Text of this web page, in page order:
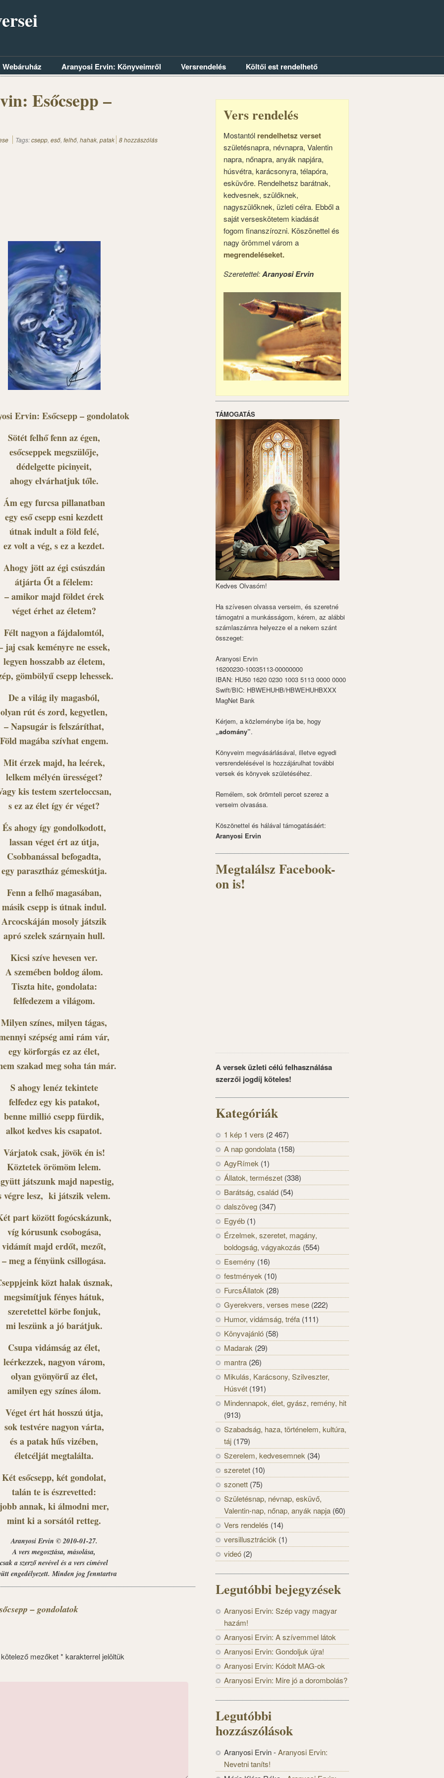
Webáruház Aranyosi Ervin: Könyveimről Versrendelés Költői est rendelhető
Esőcsepp –
Tags:csepp, eső, felhő, hahak, patak 8 hozzászólás
Ervin: Esőcsepp – gondolatok
Sötét felhő fenn az égen,
esőcseppek megszülője,
dédelgette picinyeit,
ahogy elvárhatjuk tőle.
Ám egy furcsa pillanatban
egy eső csepp esni kezdett
útnak indult a föld felé,
ez volt a vég, s ez a kezdet.
Ahogy jött az égi csúszdán
átjárta Őt a félelem:
– amikor majd földet érek
véget érhet az életem?
Félt nagyon a fájdalomtól,
jaj csak keményre ne essek,
legyen hosszabb az életem,
gömbölyű csepp lehessek.
De a világ ily magasból,
olyan rút és zord, kegyetlen,
– Napsugár is felszáríthat,
Föld magába szívhat engem.
Mit érzek majd, ha leérek,
lelkem mélyén ürességet?
kis testem szerteloccsan,
s ez az élet így ér véget?
És ahogy így gondolkodott,
lassan véget ért az útja,
Csobbanással befogadta,
egy parasztház gémeskútja.
Fenn a felhő magasában,
másik csepp is útnak indul.
Arcocskáján mosoly játszik
apró szelek szárnyain hull.
Kicsi szíve hevesen ver.
A szemében boldog álom.
Tiszta hite, gondolata:
felfedezem a világom.
Milyen színes, milyen tágas,
szépség ami rám vár,
egy körforgás ez az élet,
szakad meg soha tán már.
S ahogy lenéz tekintete
felfedez egy kis patakot,
benne millió csepp fürdik,
alkot kedves kis csapatot.
Várjatok csak, jövök én is!
Köztetek örömöm lelem.
játszunk majd napestig,
végre lesz, ki játszik velem.
part között fogócskázunk,
víg kórusunk csobogása,
vidámít majd erdőt, mezőt,
– meg a fényünk csillogása.
közt halak úsznak,
megsimítjuk fényes hátuk,
szeretettel körbe fonjuk,
mi leszünk a jó barátjuk.
Csupa vidámság az élet,
leérkezzek, nagyon várom,
olyan gyönyörű az élet,
amilyen egy színes álom.
Véget ért hát hosszú útja,
sok testvére nagyon várta,
és a patak hűs vizében,
életcélját megtalálta.
Két esőcsepp, két gondolat,
talán te is észrevetted:
annak, ki álmodni mer,
mint ki a sorsától retteg.
Aranyosi Ervin © 2010-01-27.
A vers megosztása, másolása,
csak a szerző nevével és a vers címével
engedélyezett. Minden jog fenntartva
– gondolatok
mezőket* karakterrel jelöltük
Vers rendelés
Mostantól rendelhetsz verset
születésnapra, névnapra, Valentin
napra, nőnapra, anyák napjára,
húsvétra, karácsonyra, télapóra,
esküvőre. Rendelhetsz barátnak,
kedvesnek, szülőknek,
nagyszülőknek, üzleti célra. Ebből a
saját verseskötetem kiadását
fogom finanszírozni. Köszönettel és
nagy örömmel várom a
megrendeléseket.
Szeretettel:Aranyosi Ervin
TÁMOGATÁS
Kedves Olvasóm!
Ha szívesen olvassa verseim, és szeretné
támogatni a munkásságom, kérem, az alábbi
számlaszámra helyezze el a nekem szánt
összeget:
Aranyosi Ervin
16200230-10035113-00000000
IBAN: HU50 1620 0230 1003 5113 0000 0000
Swift/BIC: HBWEHUHB/HBWEHUHBXXX
MagNet Bank
Kérjem, a közleménybe írja be, hogy
„adomány”.
Könyveim megvásárlásával, illetve egyedi
versrendelésével is hozzájárulhat további
versek és könyvek születéséhez.
Remélem, sok örömteli percet szerez a
verseim olvasása.
Köszönettel és hálával támogatásáért:
Aranyosi Ervin
Megtalálsz Facebook-
on is!
A versek üzleti célú felhasználása
szerzői jogdíj köteles!
Kategóriák
1 kép 1 vers (2 467)
A nap gondolata (158)
AgyRímek (1)
Állatok, természet (338)
Barátság, család (54)
dalszöveg (347)
Egyéb (1)
Érzelmek, szeretet, magány,
boldogság, vágyakozás (554)
Esemény (16)
festmények (10)
FurcsÁllatok (28)
Gyerekvers, verses mese (222)
Humor, vidámság, tréfa (111)
Könyvajánló (58)
Madarak (29)
mantra (26)
Mikulás, Karácsony, Szilveszter,
Húsvét (191)
Mindennapok, élet, gyász, remény, hit
(913)
Szabadság, haza, történelem, kultúra,
táj (179)
Szerelem, kedvesemnek (34)
szeretet (10)
szonett (75)
Születésnap, névnap, esküvő,
Valentin-nap, nőnap, anyák napja (60)
Vers rendelés (14)
versillusztrációk (1)
videó (2)
Legutóbbi bejegyzések
Aranyosi Ervin: Szép vagy magyar
hazám!
Aranyosi Ervin: A szívemmel látok
Aranyosi Ervin: Gondoljuk újra!
Aranyosi Ervin: Kódolt MAG-ok
Aranyosi Ervin: Mire jó a dorombolás?
Legutóbbi
hozzászólások
Aranyosi Ervin-Aranyosi Ervin:
Nevetni taníts!